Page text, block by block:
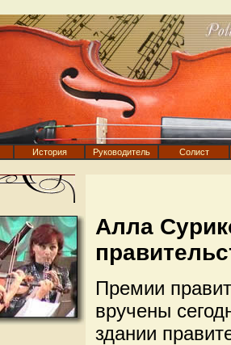
История Руководитель Солист
Алла
Премии
вручены
здании